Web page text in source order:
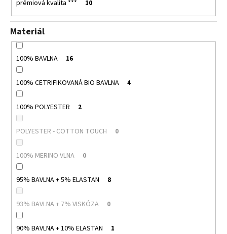
prémiová kvalita *** 10
Materiál
100% BAVLNA 16
100% CETRIFIKOVANÁ BIO BAVLNA 4
100% POLYESTER 2
POLYESTER - COTTON TOUCH 0
100% MERINO VLNA 0
95% BAVLNA + 5% ELASTAN 8
93% BAVLNA + 7% VISKÓZA 0
90% BAVLNA + 10% ELASTAN 1